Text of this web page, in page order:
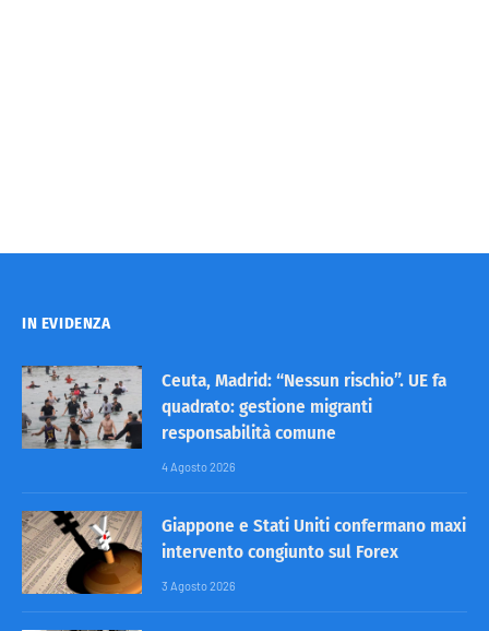
IN EVIDENZA
Ceuta, Madrid: “Nessun rischio”. UE fa
quadrato: gestione migranti
responsabilità comune
4 Agosto 2026
Giappone e Stati Uniti confermano maxi
intervento congiunto sul Forex
3 Agosto 2026